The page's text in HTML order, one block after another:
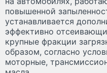
повышенной
устанавливается
эффективно
крупные фракции
образом, согласно
моторные,